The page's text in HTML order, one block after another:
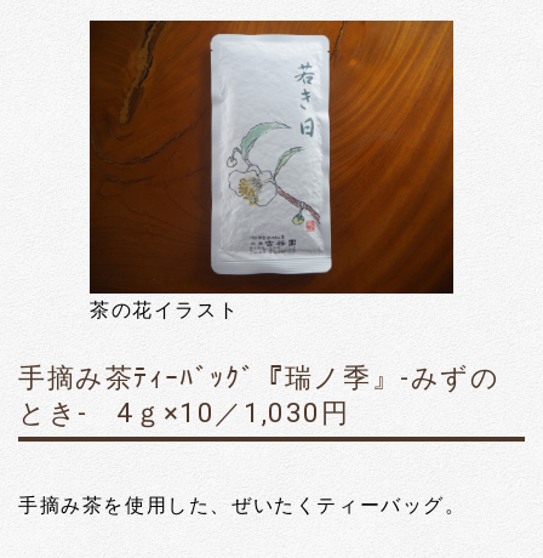
茶の花イラスト
手摘み茶ﾃｨｰﾊﾞｯｸﾞ『瑞ノ季』-みずの
とき- 4ｇ×10／1,030円
手摘み茶を使用した、ぜいたくティーバッグ。